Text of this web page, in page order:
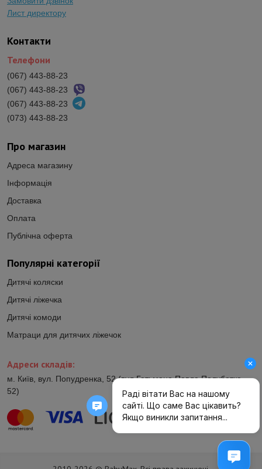
Популярні категорії
Дитячі коляски
Дитячі ліжечка
Дитячі комоди
Матраци для дитячих ліжечок
Про магазин
Адреса магазину
Інформація
Доставка
Оплата
Публічна оферта
Контакти
Телефони
(067) 443-88-23
(067) 443-88-23
(067) 443-88-23
(073) 443-88-23
Адреси складів:
м. Київ, вул. Попудренка, 52 (вул.Гетьмана Павла Полуботка,
52)
Лист директору